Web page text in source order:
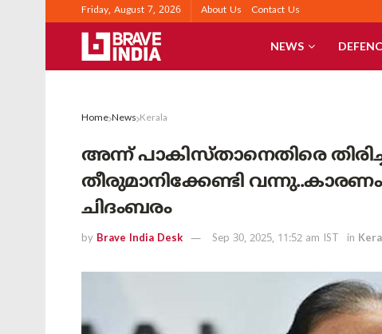
Friday, August 7, 2026 About Us Contact Us
NEWS
Home News Kerala
അന്ന് പാകിസ്താനെതിരെ
തീരുമാനിക്കേണ്ടി
ചിദംബരം
by Brave India Desk Sep 30, 2025, 11:52 am IST in